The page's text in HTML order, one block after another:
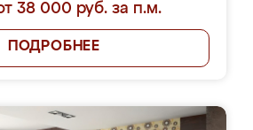
38 000 руб. за п.м.
ПОДРОБНЕЕ